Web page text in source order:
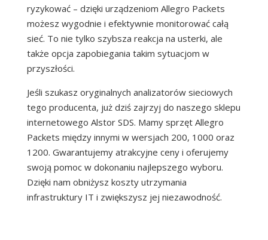
ryzykować – dzięki urządzeniom Allegro Packets
możesz wygodnie i efektywnie monitorować całą
sieć. To nie tylko szybsza reakcja na usterki, ale
także opcja zapobiegania takim sytuacjom w
przyszłości.
Jeśli szukasz oryginalnych analizatorów sieciowych
tego producenta, już dziś zajrzyj do naszego sklepu
internetowego Alstor SDS. Mamy sprzęt Allegro
Packets między innymi w wersjach 200, 1000 oraz
1200. Gwarantujemy atrakcyjne ceny i oferujemy
swoją pomoc w dokonaniu najlepszego wyboru.
Dzięki nam obniżysz koszty utrzymania
infrastruktury IT i zwiększysz jej niezawodność.